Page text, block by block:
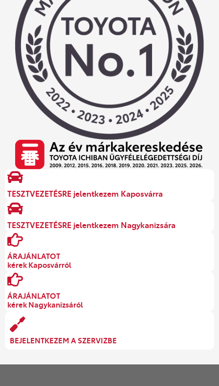
TESZTVEZETÉSRE jelentkezem Kaposvárra
TESZTVEZETÉSRE jelentkezem Nagykanizsára
ÁRAJÁNLATOT
kérek Kaposvárról
ÁRAJÁNLATOT
kérek Nagykanizsáról
BEJELENTKEZEM A SZERVIZBE